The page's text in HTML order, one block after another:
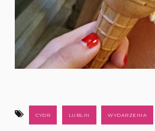
CYDR LUBLIN WYDARZENIA